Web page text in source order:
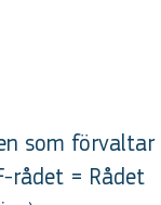
som förvaltar
rådet = Rådet